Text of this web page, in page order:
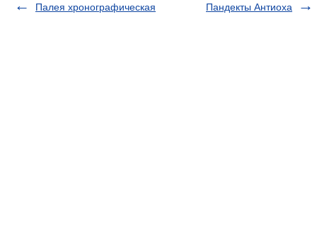
Палея хронографическая
Пандекты Антиоха